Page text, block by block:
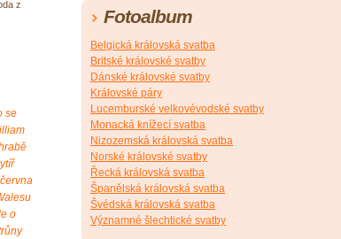
z
se
o
Fotoalbum
Belgická královská svatba
Britské královské svatby
Dánské královské svatby
Královské páry
Lucemburské velkovévodské svatby
Monacká knížecí svatba
Nizozemská královská svatba
Norské královské svatby
Řecká královská svatba
Španělská královská svatba
Švédská královská svatba
Významné šlechtické svatby